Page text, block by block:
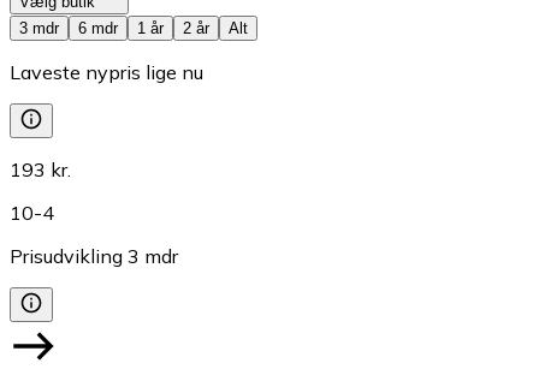
3 mdr
6 mdr 1 år 2 år Alt
Laveste nypris lige nu
193 kr.
10-4
Prisudvikling 3 mdr